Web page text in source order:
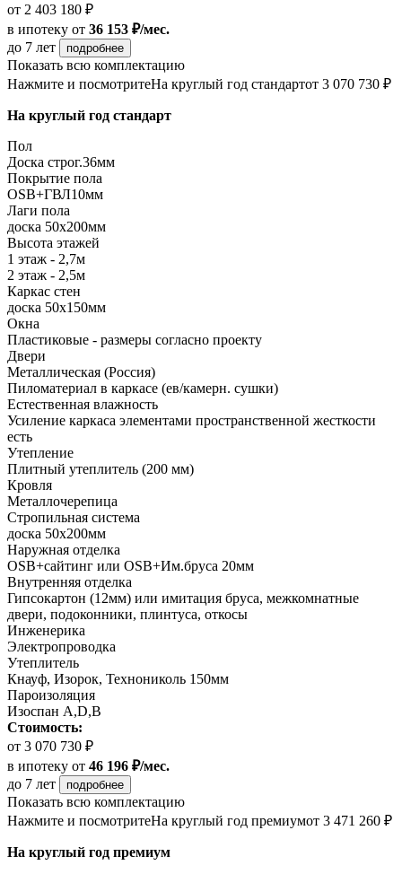
от 2 403 180 ₽
в ипотеку от 36 153 ₽/мес.
до 7 лет
подробнее
Показать всю комплектацию
Нажмите и посмотритеНа круглый год стандартот 3 070 730 ₽
На круглый год стандарт
Пол
Доска строг.36мм
Покрытие пола
ОSB+ГВЛ10мм
Лаги пола
доска 50х200мм
Высота этажей
1 этаж - 2,7м
2 этаж - 2,5м
Каркас стен
доска 50х150мм
Окна
Пластиковые - размеры согласно проекту
Двери
Металлическая (Россия)
Пиломатериал в каркасе (ев/камерн. сушки)
Естественная влажность
Усиление каркаса элементами пространственной жесткости
есть
Утепление
Плитный утеплитель (200 мм)
Кровля
Металлочерепица
Стропильная система
доска 50х200мм
Наружная отделка
OSB+сайтинг или OSB+Им.бруса 20мм
Внутренняя отделка
Гипсокартон (12мм) или имитация бруса, межкомнатные
двери, подоконники, плинтуса, откосы
Инженерика
Электропроводка
Утеплитель
Кнауф, Изорок, Технониколь 150мм
Пароизоляция
Изоспан A,D,B
Стоимость:
от 3 070 730 ₽
в ипотеку от 46 196 ₽/мес.
до 7 лет
подробнее
Показать всю комплектацию
Нажмите и посмотритеНа круглый год премиумот 3 471 260 ₽
На круглый год премиум